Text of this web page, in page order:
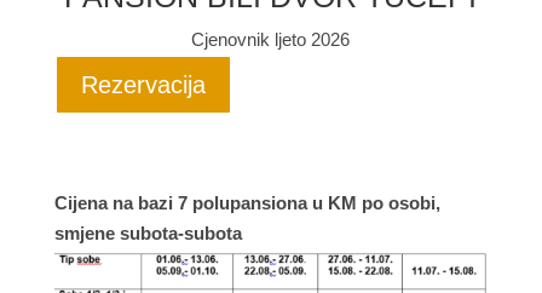
Cjenovnik ljeto 2026
Rezervacija
Cijena na bazi 7 polupansiona u KM po osobi,
smjene subota-subota